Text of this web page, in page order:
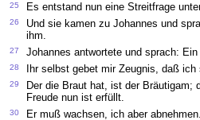
25 Es entstand nun eine Streitfrage
26
Und sie kamen zu Johannes und
ihm.
27 Johannes antwortete und sprach:
28 Ihr selbst gebet mir Zeugnis, daß
29
Der die Braut hat, ist der Bräutigam;
Freude nun ist erfüllt.
30 Er muß wachsen, ich aber abnehmen.